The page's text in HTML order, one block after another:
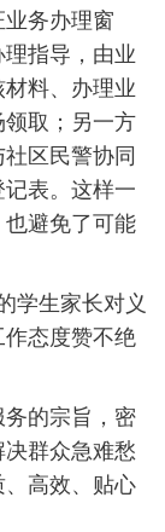
务办理窗
指导，由业
料、办理业
取；另一方
区民警协同
表。这样一
避免了可能
生家长对义
态度赞不绝
的宗旨，密
群众急难愁
高效、贴心